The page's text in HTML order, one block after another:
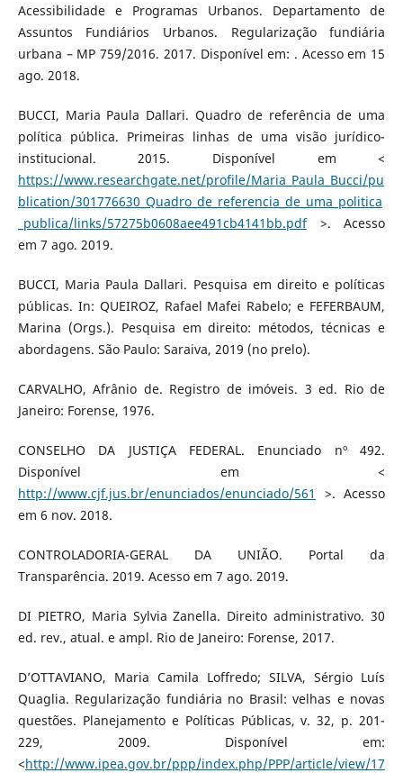
Acessibilidade e Programas Urbanos. Departamento de
Assuntos Fundiários Urbanos. Regularização fundiária
urbana – MP 759/2016. 2017. Disponível em: . Acesso em 15
ago. 2018.
BUCCI, Maria Paula Dallari. Quadro de referência de uma
política pública. Primeiras linhas de uma visão jurídico-
institucional. 2015. Disponível em <
https://www.researchgate.net/profile/Maria_Paula_Bucci/pu
blication/301776630_Quadro_de_referencia_de_uma_politica
_publica/links/57275b0608aee491cb4141bb.pdf>. Acesso
em 7 ago. 2019.
BUCCI, Maria Paula Dallari. Pesquisa em direito e políticas
públicas. In: QUEIROZ, Rafael Mafei Rabelo; e FEFERBAUM,
Marina (Orgs.). Pesquisa em direito: métodos, técnicas e
abordagens. São Paulo: Saraiva, 2019 (no prelo).
CARVALHO, Afrânio de. Registro de imóveis. 3 ed. Rio de
Janeiro: Forense, 1976.
CONSELHO DA JUSTIÇA FEDERAL. Enunciado nº 492.
Disponível em <
http://www.cjf.jus.br/enunciados/enunciado/561
>. Acesso
em 6 nov. 2018.
CONTROLADORIA-GERAL DA UNIÃO. Portal da
Transparência. 2019. Acesso em 7 ago. 2019.
DI PIETRO, Maria Sylvia Zanella. Direito administrativo. 30
ed. rev., atual. e ampl. Rio de Janeiro: Forense, 2017.
D’OTTAVIANO, Maria Camila Loffredo; SILVA, Sérgio Luís
Quaglia. Regularização fundiária no Brasil: velhas e novas
questões. Planejamento e Políticas Públicas, v. 32, p. 201-
229, 2009. Disponível em:
<http://www.ipea.gov.br/ppp/index.php/PPP/article/view/17